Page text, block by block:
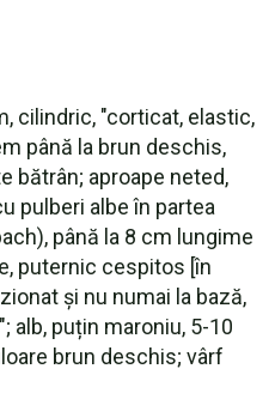
cilindric, "corticat, elastic,
până la brun deschis,
bătrân; aproape neted,
pulberi albe în partea
până la 8 cm lungime
puternic cespitos [în
și nu numai la bază,
alb, puțin maroniu, 5-10
brun deschis; vârf